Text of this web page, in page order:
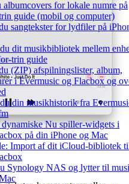
albumcovers for lokale numre på
guide (mobil og computer)
sangtekster for lydfiler på
dit musikbibliotek mellem
trin guide
(ZIP) afspilningslister, album,
i Evermusic og Flacbox og
din musikhistorik fra
dynamiske Nu spiller-widgets i
på din iPhone og Mac
Import af dit iCloud-bibliotek
Synology NAS og lytter til